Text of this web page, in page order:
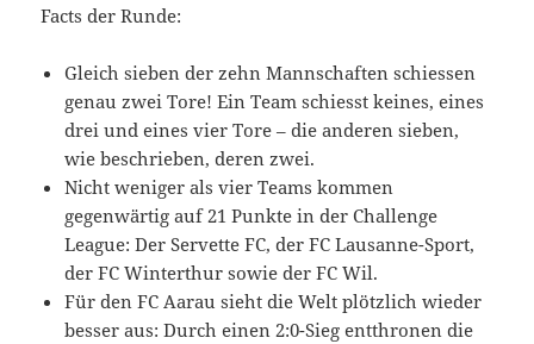
Facts der Runde:
Gleich sieben der zehn Mannschaften schiessen
genau zwei Tore! Ein Team schiesst keines, eines
drei und eines vier Tore – die anderen sieben,
wie beschrieben, deren zwei.
Nicht weniger als vier Teams kommen
gegenwärtig auf 21 Punkte in der Challenge
League: Der Servette FC, der FC Lausanne-Sport,
der FC Winterthur sowie der FC Wil.
Für den FC Aarau sieht die Welt plötzlich wieder
besser aus: Durch einen 2:0-Sieg entthronen die